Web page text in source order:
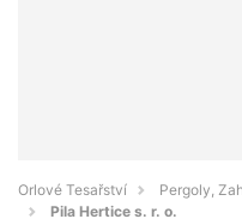
Orlové Tesařství
Pergoly,
Pila Hertice s. r. o.